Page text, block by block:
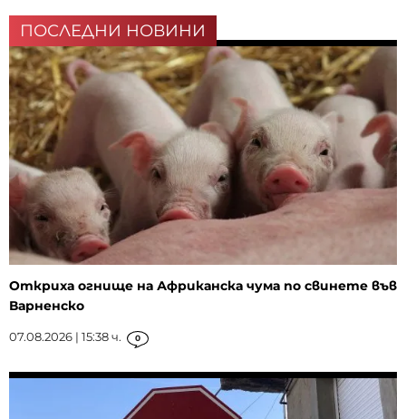
ПОСЛЕДНИ НОВИНИ
Откриха огнище на Африканска чума по свинете във
Варненско
07.08.2026 | 15:38 ч. 0